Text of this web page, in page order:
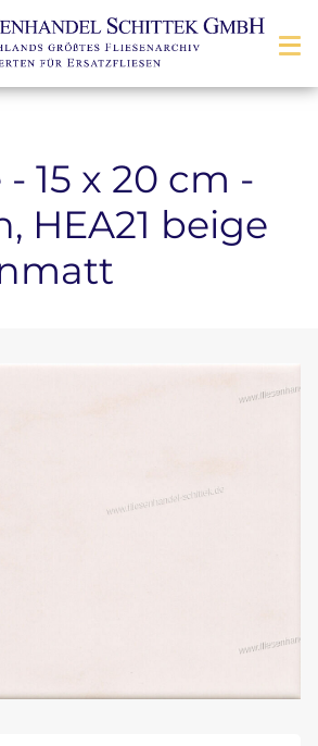
- 15 x 20 cm -
HEA21 beige